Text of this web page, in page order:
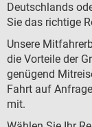
Deutschlands
Sie das richtige
Unsere
die Vorteile der
genügend
Fahrt auf
mit.